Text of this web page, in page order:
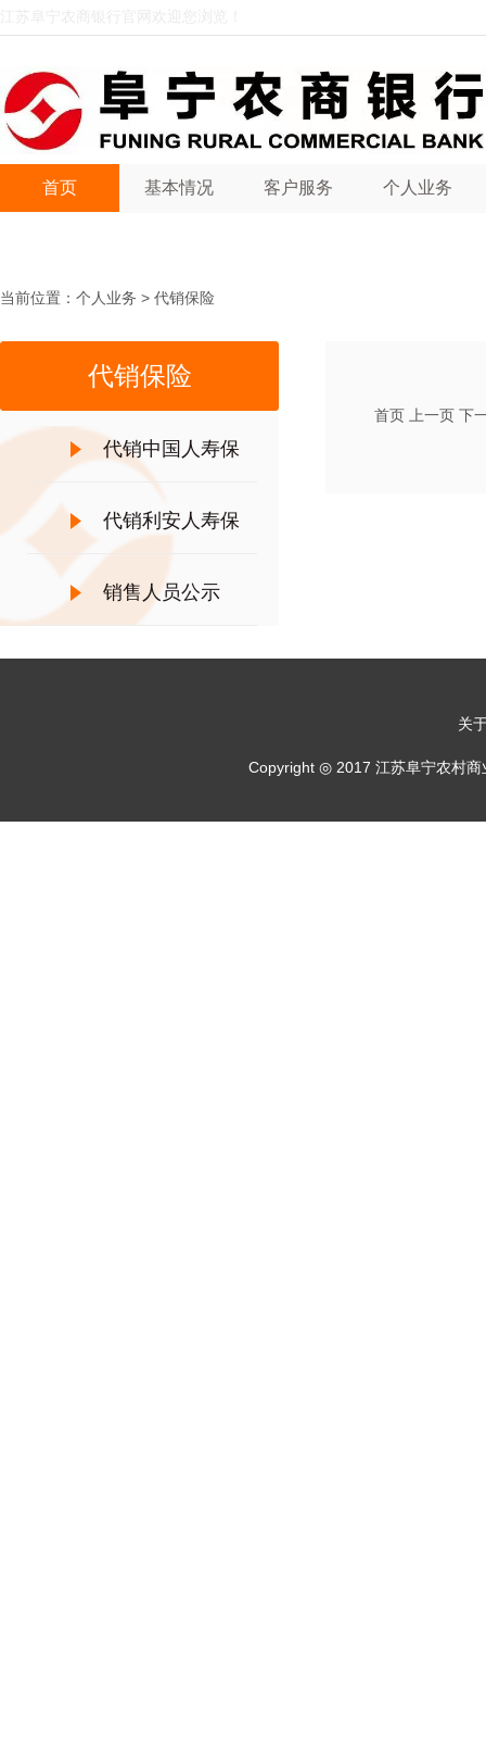
首页 基本情况 客户服务 个人业务
当前位置： 个人业务 > 代销保险
代销保险
代销中国人寿保
险
代销利安人寿保
险
销售人员公示
首页 上一页 下
关
Copyright ◎ 2017 江苏阜宁农村商